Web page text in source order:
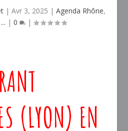
| Avr 3, 2025 | Agenda Rhône,
| 0 |
(LYON) EN